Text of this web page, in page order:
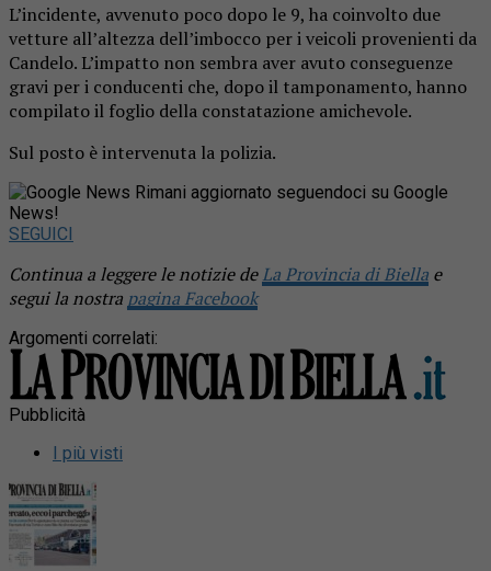
L’incidente, avvenuto poco dopo le 9, ha coinvolto due
vetture all’altezza dell’imbocco per i veicoli provenienti da
Candelo. L’impatto non sembra aver avuto conseguenze
gravi per i conducenti che, dopo il tamponamento, hanno
compilato il foglio della constatazione amichevole.
Sul posto è intervenuta la polizia.
Rimani aggiornato seguendoci su Google
News!
SEGUICI
Continua a leggere le notizie deLa Provincia di Biella e
segui la nostra pagina Facebook
Argomenti correlati:
Pubblicità
I più visti